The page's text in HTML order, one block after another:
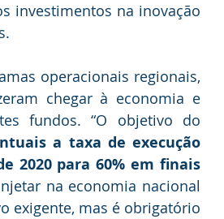
investimentos na inovação
operacionais regionais,
chegar à economia e
fundos. “O objetivo do
a taxa de execução
2020 para 60% em finais
na economia nacional
exigente, mas é obrigatório